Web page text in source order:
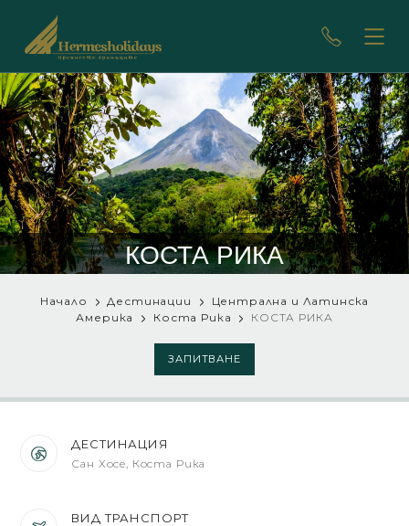
КОСТА РИКА
Начало Дестинации
Централна и Латинска
Америка
Коста Рика КОСТА РИКА
ЗАПИТВАНЕ
ДЕСТИНАЦИЯ
Сан Хосе, Коста Рика
ВИД ТРАНСПОРТ